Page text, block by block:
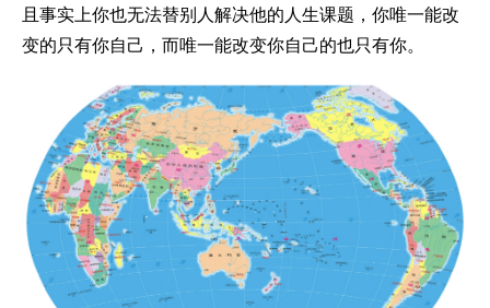
且事实上你也无法替别人解决他的人生课题，你唯一能改
变的只有你自己，而唯一能改变你自己的也只有你。